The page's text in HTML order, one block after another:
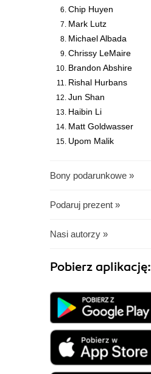
Chip Huyen
Mark Lutz
Michael Albada
Chrissy LeMaire
Brandon Abshire
Rishal Hurbans
Jun Shan
Haibin Li
Matt Goldwasser
Upom Malik
Bony podarunkowe »
Podaruj prezent »
Nasi autorzy »
Pobierz aplikację: